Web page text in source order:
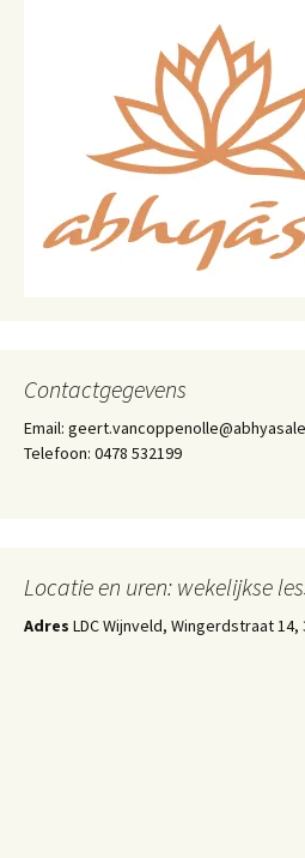
Contactgegevens
Email:
Telefoon: 0478 532199
Locatie en uren: wekelijkse
Adres LDC Wijnveld, Wingerdstraat 14,